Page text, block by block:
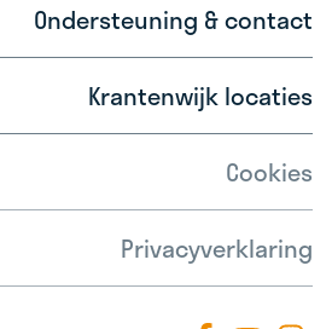
Ondersteuning & contact
Krantenwijk locaties
Cookies
Privacyverklaring